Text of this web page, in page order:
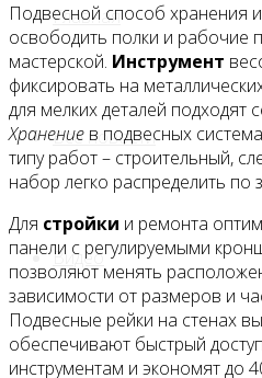
Главная
Все новости
Видео
Подвесной способ хранения
освободить полки и рабочие
мастерской. Инструмент
фиксировать на
для мелких деталей подходят
Хранение в подвесных
типу работ – строительный,
набор легко распределить по
Для стройки и ремонта
панели с регулируемыми
позволяют менять
зависимости от размеров и
Подвесные рейки на стенах
обеспечивают быстрый
инструментам и экономят до